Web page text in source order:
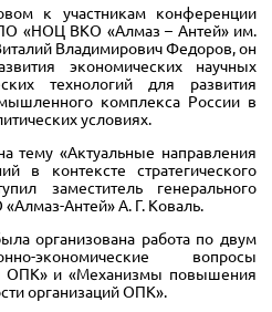
к участникам конференции
«НОЦ ВКО «Алмаз – Антей» им.
Владимирович Федоров, он
экономических научных
технологий для развития
комплекса России в
условиях.
«Актуальные направления
в контексте стратегического
заместитель генерального
Антей» А. Г. Коваль.
организована работа по двум
экономические вопросы
ОПК» и «Механизмы повышения
организаций ОПК».